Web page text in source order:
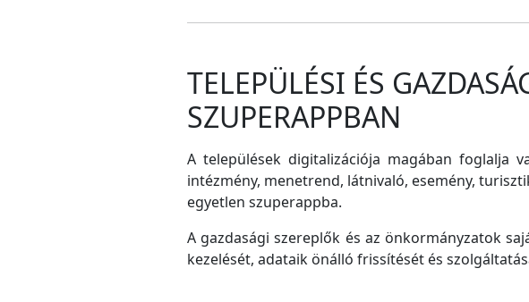
TELEPÜLÉSI ÉS
SZUPERAPPBAN
A települések digitalizációja magában foglalja
intézmény, menetrend, látnivaló, esemény,
egyetlen szuperappba.
A gazdasági szereplők és az önkormányzatok
kezelését, adataik önálló frissítését és